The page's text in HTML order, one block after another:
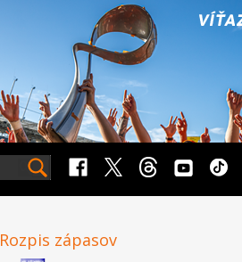
Rozpis zápasov